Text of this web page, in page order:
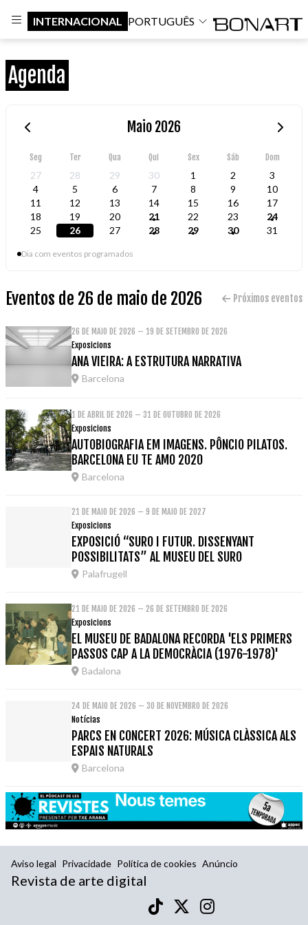
INTERNACIONAL PORTUGUÊS
Agenda
Maio 2026
Seg Ter Qua Qui Sex Sáb Dom
27 28 29 30 1 2
3
4
5 6 7 8 9
10
11
12 13 14 15 16
17
18
19 20 21 22 23
24
25
26 27 28 29 30 31
Dia com eventos programados
Eventos de 26 de maio de 2026 Próximos eventos
26 DE MAIO DE 2026 – 19 DE SETEMBRO DE 2026
Exposicions
ANA VIEIRA: A ESTRUTURA NARRATIVA
Barcelona
1 DE ABRIL DE 2026 – 31 DE OUTUBRO DE 2026
Exposicions
AUTOBIOGRAFIA EM IMAGENS. PÔNCIO PILATOS.
BARCELONA EU TE AMO 2020
Barcelona
21 DE MAIO DE 2026 – 9 DE MAIO DE 2027
Exposicions
EXPOSICIÓ “SURO I FUTUR. DISSENYANT
POSSIBILITATS” AL MUSEU DEL SURO
Palafrugell
21 DE MAIO DE 2026 – 26 DE SETEMBRO DE 2026
Exposicions
EL MUSEU DE BADALONA RECORDA 'ELS PRIMERS
PASSOS CAP A LA DEMOCRÀCIA (1976-1978)'
Badalona
24 DE MAIO DE 2026 – 30 DE NOVEMBRO DE 2026
Notícias
PARCS EN CONCERT 2026: MÚSICA CLÀSSICA ALS
ESPAIS NATURALS
Barcelona
Aviso legal Privacidade Política de cookies Anúncio
Revista de arte digital